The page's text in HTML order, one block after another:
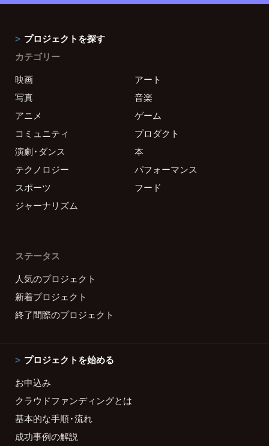
プロジェクトを探す
カテゴリー
映画
アート
写真
音楽
アニメ
ゲーム
コミュニティ
プロダクト
演劇・ダンス
本
テクノロジー
パフォーマンス
スポーツ
フード
ジャーナリズム
ステータス
人気のプロジェクト
新着プロジェクト
終了間際のプロジェクト
プロジェクトを始める
お申込み
クラウドファンディングとは
基本的な手順・流れ
成功事例の解説